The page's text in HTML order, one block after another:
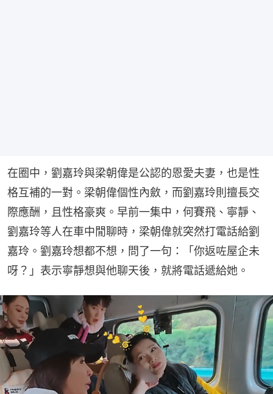
在圈中，劉嘉玲與梁朝偉是公認的恩愛夫妻，也是性
格互補的一對。梁朝偉個性內斂，而劉嘉玲則擅長交
際應酬，且性格豪爽。早前一集中，何賽飛、寧靜、
劉嘉玲等人在車中閒聊時，梁朝偉就突然打電話給劉
嘉玲。劉嘉玲想都不想，問了一句：「你返咗屋企未
呀？」表示寧靜想與他聊天後，就將電話遞給她。